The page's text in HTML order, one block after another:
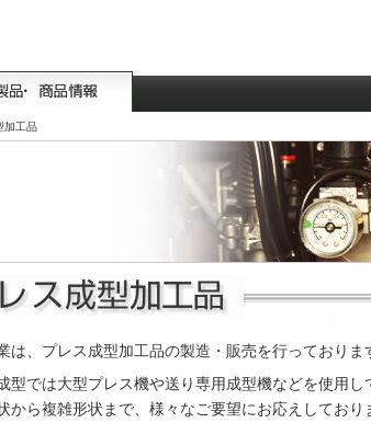
加工品
は、プレス成型加工品の製造・販売を行っておりま
型では大型プレス機や送り専用成型機などを使用し
から複雑形状まで、様々なご要望にお応えしており